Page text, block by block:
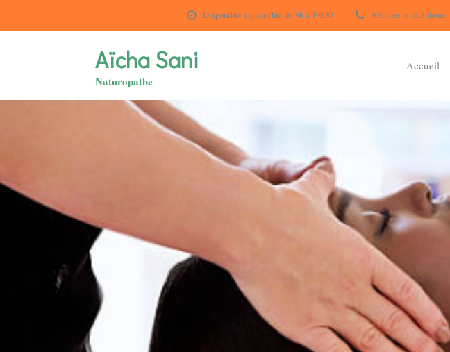
Disponible aujourd'hui de 9h à 19h30 Afficher le téléphone
Accueil
Aïcha Sani
Naturopathe